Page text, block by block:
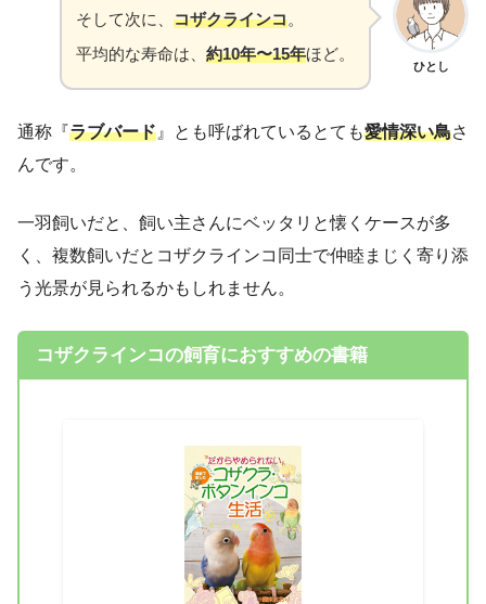
ひとし
そして次に、 コザクラインコ。
平均的な寿命は、 約10年〜15年ほど。
通称『ラブバード 』とも呼ばれているとても愛情深い鳥さ
んです。
一羽飼いだと、飼い主さんにベッタリと懐くケースが多
く、複数飼いだとコザクラインコ同士で仲睦まじく寄り添
う光景が見られるかもしれません。
コザクラインコの飼育におすすめの書籍